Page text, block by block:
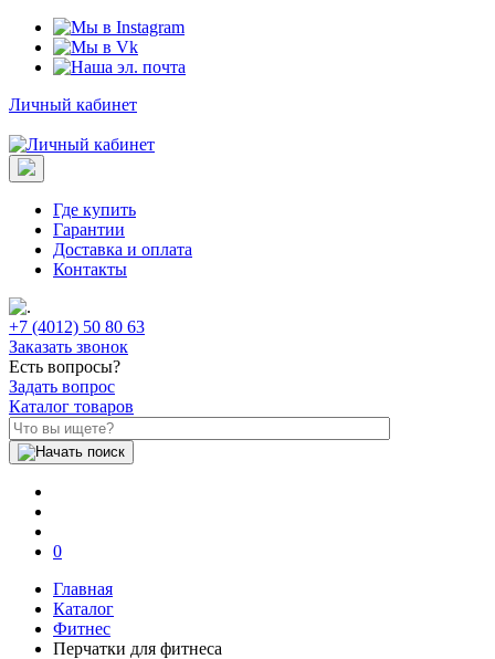
Личный кабинет
Где купить
Гарантии
Доставка и оплата
Контакты
+7 (4012) 50 80 63
Заказать звонок
Есть вопросы?
Задать вопрос
Каталог товаров
0
Главная
Каталог
Фитнес
Перчатки для фитнеса